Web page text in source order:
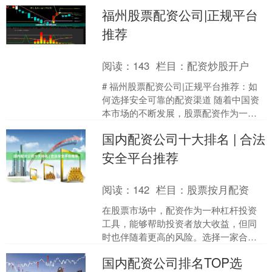
福州股票配资公司|正规平台
推荐
阅读： 143 栏目：配资炒股开户
# 福州股票配资公司|正规平台推荐：如
何选择安全可靠的配资渠道 随着中国资
本市场的不断发展，股票配资作为一种
越多福州投资者的关....
国内配资公司十大排名 | 合法
安全平台推荐
阅读： 142 栏目： 股票按月配资
在股票市场中，配资作为一种杠杆投资
工具，能够帮助投资者放大收益，但同
时也伴随着更高的风险。选择一家合
全、实现稳健投资的前提。本文....
国内配资公司排名TOP选